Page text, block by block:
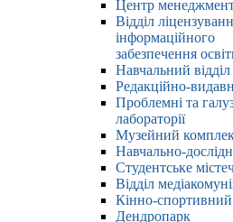
Центр
Відділ
інформаційного
забезпечення
Навчальний відділ
Редакційно-
Проблемні та
лабораторії
Музейний
Навчально-
Студентське
Відділ
Кінно-
Дендропарк